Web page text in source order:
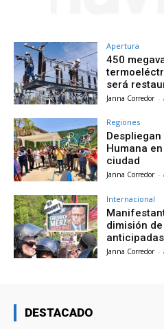
Apertura
450
será
Janna Corredor -
Regiones
Humana
ciudad
Janna Corredor -
Internacional
dimisión
anticipadas
Janna Corredor -
DESTACADO